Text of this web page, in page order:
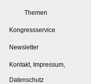
Themen
Kongressservice
Newsletter
Kontakt, Impressum,
Datenschutz